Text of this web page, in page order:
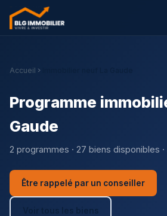
Accueil
Programme
Gaude
2 programmes · 27 biens disponibles
Être rappelé par un conseiller
Voir tous les biens